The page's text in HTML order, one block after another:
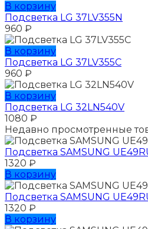
В корзину
Подсветка LG 37LV355N
960 ₽
В корзину
Подсветка LG 37LV355C
960 ₽
В корзину
Подсветка LG 32LN540V
1080 ₽
Недавно просмотренные
Подсветка SAMSUNG
1320 ₽
В корзину
Подсветка SAMSUNG
1320 ₽
В корзину